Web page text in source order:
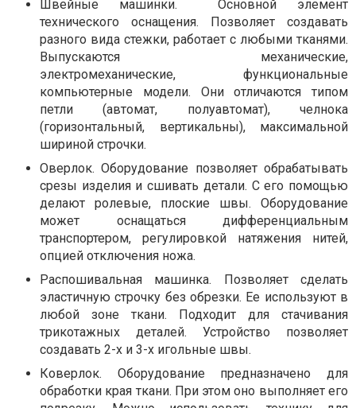
Швейные машинки.
Основной элемент
технического оснащения. Позволяет создавать
разного вида стежки, работает с любыми тканями.
Выпускаются механические,
электромеханические, функциональные
компьютерные модели. Они отличаются типом
петли (автомат, полуавтомат), челнока
(горизонтальный, вертикальны), максимальной
шириной строчки.
Оверлок. Оборудование позволяет обрабатывать
срезы изделия и сшивать детали. С его помощью
делают ролевые, плоские швы. Оборудование
может оснащаться дифференциальным
транспортером, регулировкой натяжения нитей,
опцией отключения ножа.
Распошивальная машинка. Позволяет сделать
эластичную строчку без обрезки. Ее используют в
любой зоне ткани. Подходит для стачивания
трикотажных деталей. Устройство позволяет
создавать 2-х и 3-х игольные швы.
Коверлок. Оборудование предназначено для
обработки края ткани. При этом оно выполняет его